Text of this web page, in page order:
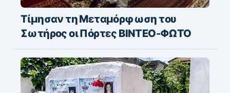
Τίμησαν τη Μεταμόρφωση του
Σωτήρος οι Πόρτες ΒΙΝΤΕΟ-ΦΩΤΟ